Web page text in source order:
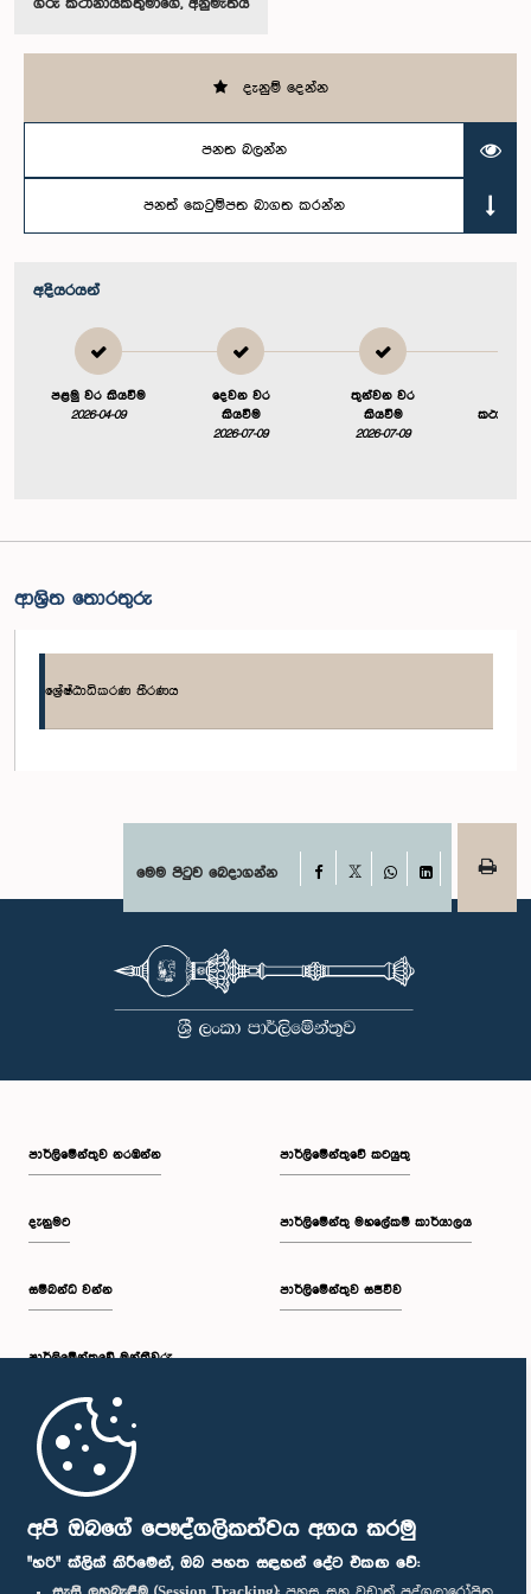
අපි ඔබගේ පෞද්ගලිකත්වය අගය කරමු
"හරි" ක්ලික් කිරීමෙන්, ඔබ පහත සඳහන් දේට එකඟ වේ:
ගරු කථානායකතුමාගේ, අනුමැතිය
දැනුම් දෙන්න
පනත බලන්න
පනත් කෙටුම්පත බාගත කරන්න
අදියරයන්
පළමු වර කියවීම
2026-04-09
දෙවන වර
කියවීම
2026-07-09
තුන්වන වර
කියවීම
2026-07-09
ආශ්‍රිත තොරතුරු
ශ්‍රේෂ්ඨාධිකරණ තීරණය
මෙම පිටුව බෙදාගන්න Facebook
WhatsAppLinkedIn
පාර්ලි‌මේන්තුව නරඹන්න
දැනුමට
සම්බන්ධ වන්න
පාර්ලි‌මේන්තුවේ මන්ත්‍රීවරු
මුල් පිටුව
පාර්ලිමේන්තුවේ කටයුතු
පාර්ලිමේන්තු මහලේකම් කාර්යාලය
පාර්ලිමේන්තුව සජීවීව
පාර්ලිමේන්තු ජංගම යෙදුම